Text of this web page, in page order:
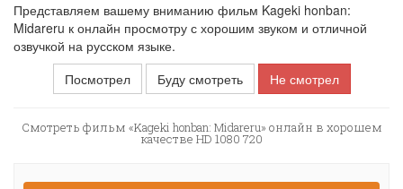
Представляем вашему вниманию фильм Kageki honban:
Midareru к онлайн просмотру с хорошим звуком и отличной
озвучкой на русском языке.
Посмотрел
Буду смотреть Не смотрел
Смотреть фильм «Kageki honban: Midareru» онлайн в хорошем
качестве HD 1080 720